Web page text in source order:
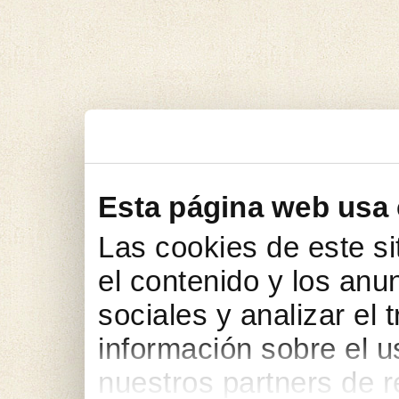
Esta página web
Las cookies de este
el contenido y los
sociales y analizar el
información sobre el
nuestros partners de